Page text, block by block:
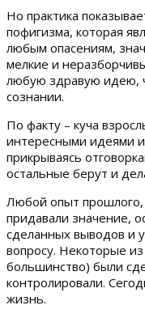
Но практика
пофигизма, которая
любым опасениям,
мелкие и
любую здравую идею,
сознании.
По факту – куча
интересными идеями
прикрываясь
остальные берут и
Любой опыт
придавали значение,
сделанных выводов и
вопросу. Некоторые
большинство) были
контролировали.
жизнь.